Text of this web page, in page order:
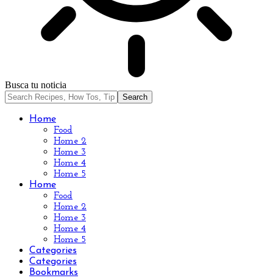
Busca tu noticia
Home
Food
Home 2
Home 3
Home 4
Home 5
Home
Food
Home 2
Home 3
Home 4
Home 5
Categories
Categories
Bookmarks